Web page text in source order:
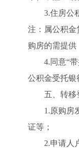
3.住房公积
注：属公积金
购房的需提供
4.同意“带
公积金受托银
五、转移登
1.原购房发
证等；
2.申请人户